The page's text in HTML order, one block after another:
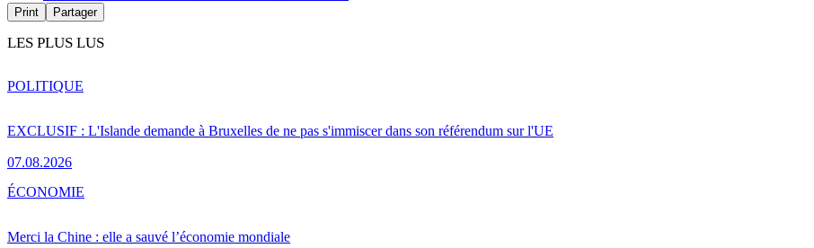
Print Partager
LES PLUS LUS
EXCLUSIF : L'Islande demande à Bruxelles de ne pas s'immiscer dans son référendum sur l'UE
07.08.2026
POLITIQUE
Merci la Chine : elle a sauvé l’économie mondiale
ÉCONOMIE